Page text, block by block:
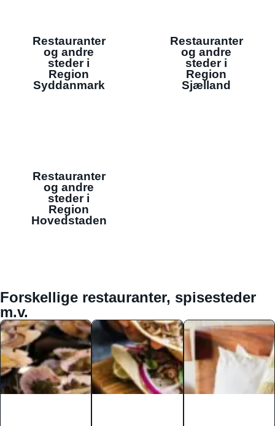
Restauranter
og andre
steder i
Region
Syddanmark
Restauranter
og andre
steder i
Region
Sjælland
Restauranter
og andre
steder i
Region
Hovedstaden
Forskellige restauranter, spisesteder
m.v.